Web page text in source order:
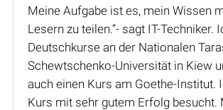
Meine Aufgabe ist es, mein Wissen
Lesern zu teilen.“- sagt IT-Techniker.
Deutschkurse an der Nationalen
Schewtschenko-Universität in Kiew
auch einen Kurs am Goethe-Institut.
Kurs mit sehr gutem Erfolg besucht.